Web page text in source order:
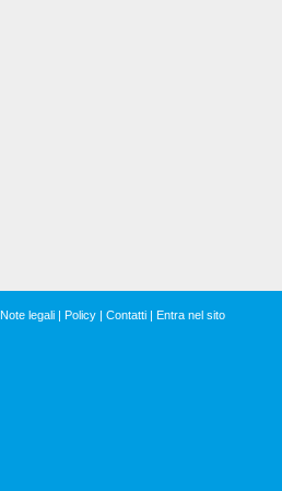
Note legali | Policy | Contatti | Entra nel sito